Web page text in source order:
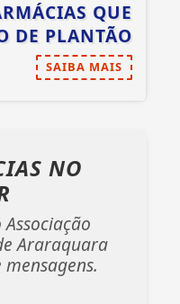
QUE
DE PLANTÃO
SAIBA MAIS
NO
Araraquara